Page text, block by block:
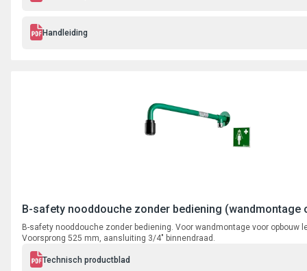
Handleiding
B-safety nooddouche zonder bediening (wandmontage
B-safety nooddouche zonder bediening. Voor wandmontage voor opbouw
Voorsprong 525 mm, aansluiting 3/4" binnendraad.
Technisch productblad